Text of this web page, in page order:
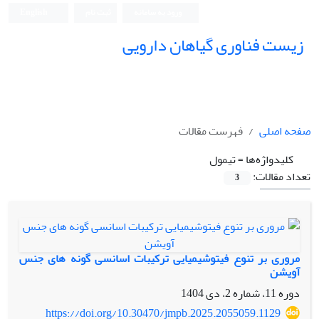
زیست فناوری گیاهان دارویی
صفحه اصلی
فهرست مقالات
کلیدواژه‌ها =تیمول
تعداد مقالات:
3
مروری بر تنوع فیتوشیمیایی ترکیبات اسانسی گونه های جنس
آویشن
دوره 11، شماره 2، دی 1404
https://doi.org/10.30470/jmpb.2025.2055059.1129